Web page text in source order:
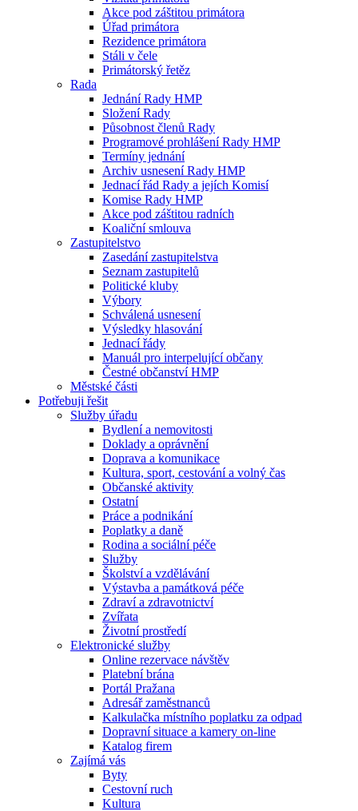
Akce pod záštitou primátora
Úřad primátora
Rezidence primátora
Stáli v čele
Primátorský řetěz
Rada
Jednání Rady HMP
Složení Rady
Působnost členů Rady
Programové prohlášení Rady HMP
Termíny jednání
Archiv usnesení Rady HMP
Jednací řád Rady a jejích Komisí
Komise Rady HMP
Akce pod záštitou radních
Koaliční smlouva
Zastupitelstvo
Zasedání zastupitelstva
Seznam zastupitelů
Politické kluby
Výbory
Schválená usnesení
Výsledky hlasování
Jednací řády
Manuál pro interpelující občany
Čestné občanství HMP
Městské části
Potřebuji řešit
Služby úřadu
Bydlení a nemovitosti
Doklady a oprávnění
Doprava a komunikace
Kultura, sport, cestování a volný čas
Občanské aktivity
Ostatní
Práce a podnikání
Poplatky a daně
Rodina a sociální péče
Služby
Školství a vzdělávání
Výstavba a památková péče
Zdraví a zdravotnictví
Zvířata
Životní prostředí
Elektronické služby
Online rezervace návštěv
Platební brána
Portál Pražana
Adresář zaměstnanců
Kalkulačka místního poplatku za odpad
Dopravní situace a kamery on-line
Katalog firem
Zajímá vás
Byty
Cestovní ruch
Kultura